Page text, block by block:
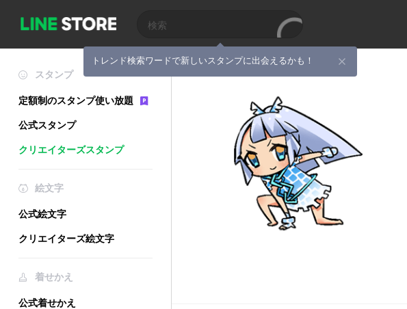
トレンド検索ワードで新しいスタンプに出会えるかも！
スタンプ
定額制のスタンプ使い放題
公式スタンプ
クリエイターズスタンプ
絵文字
公式絵文字
クリエイターズ絵文字
着せかえ
公式着せかえ